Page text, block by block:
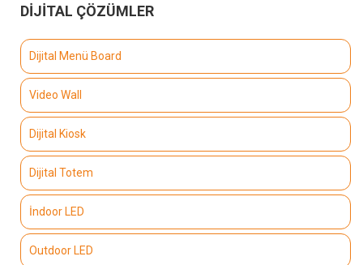
DİJİTAL ÇÖZÜMLER
Dijital Menü Board
Video Wall
Dijital Kiosk
Dijital Totem
İndoor LED
Outdoor LED